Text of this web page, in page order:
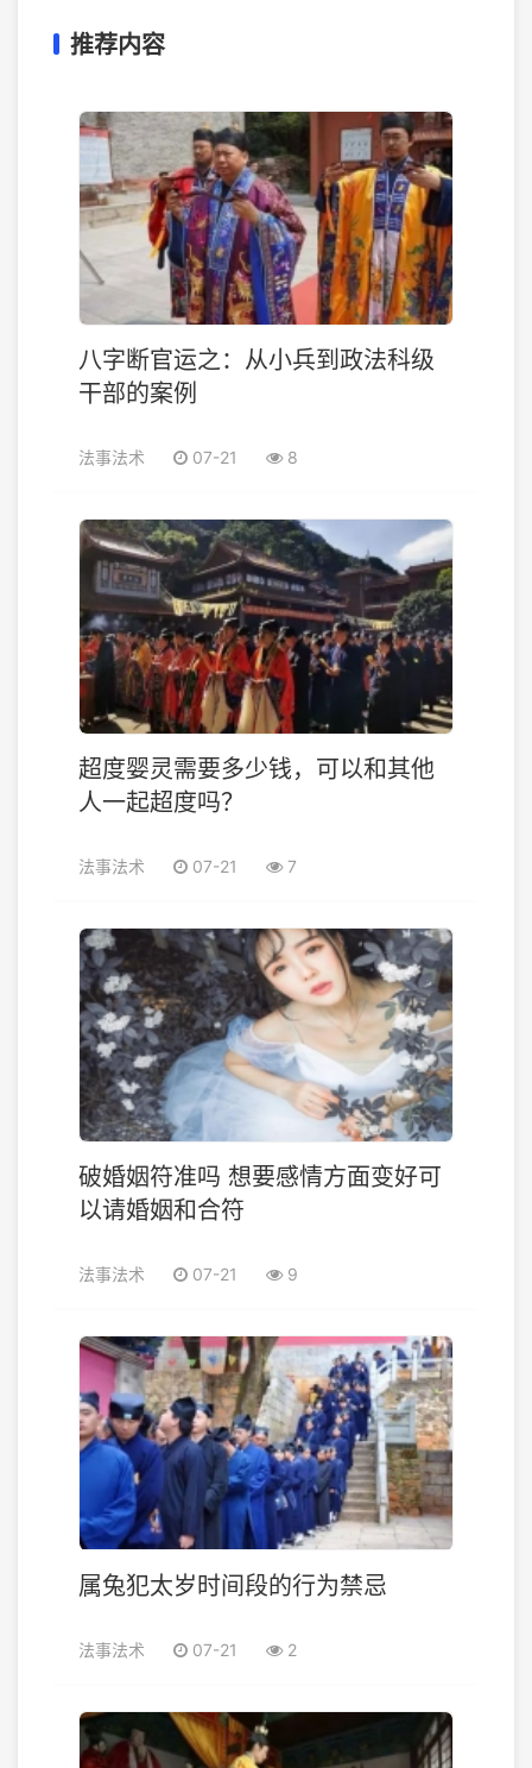
推荐内容
八字断官运之：从小兵到政法科级
干部的案例
法事法术 07-21 8
超度婴灵需要多少钱，可以和其他
人一起超度吗？
法事法术 07-21 7
破婚姻符准吗 想要感情方面变好可
以请婚姻和合符
法事法术 07-21 9
属兔犯太岁时间段的行为禁忌
法事法术 07-21 2